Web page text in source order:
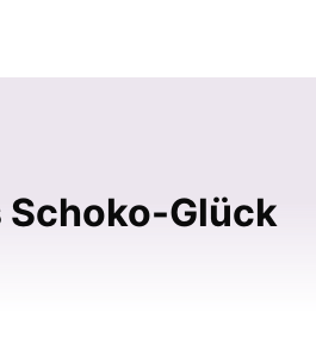
Schoko-Glück